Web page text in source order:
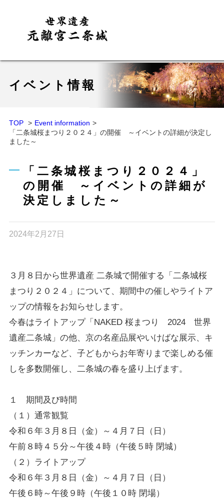
イベント情報
TOP
Event information
「二条城桜まつり２０２４」の開催 ～イベントの詳細が決定し
ました～
「二条城桜まつり２０２４」
の開催 ～イベントの詳細が
決定しました～
2024年2月27日
３月８日から世界遺産 二条城で開催する「二条城桜
まつり２０２４」について、期間中の催しやライトア
ップの情報をお知らせします。
今春はライトアップ「NAKED 桜まつり 2024 世界
遺産二条城」の他、京の名産品展やいけばな展示、キ
ッチンカーなど、子どもからお年寄りまで楽しめる催
しを多数開催し、二条城の春を盛り上げます。
１ 期間及び時間
（１）通常観覧
令和６年３月８日（金）～４月７日（日）
午前８時４５分～午後４時（午後５時 閉城）
（２）ライトアップ
令和６年３月８日（金）～４月７日（日）
午後６時～午後９時（午後１０時 閉場）